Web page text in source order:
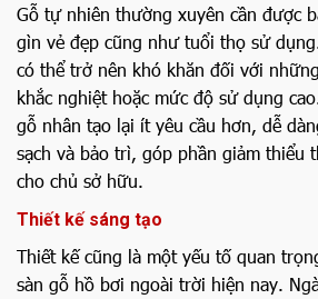
Gỗ tự nhiên thường xuyên cần được
gìn vẻ đẹp cũng như tuổi thọ sử
có thể trở nên khó khăn đối với
khắc nghiệt hoặc mức độ sử dụng
gỗ nhân tạo lại ít yêu cầu hơn, dễ
sạch và bảo trì, góp phần giảm thiểu
cho chủ sở hữu.
Thiết kế sáng tạo
Thiết kế cũng là một yếu tố quan
sàn gỗ hồ bơi ngoài trời hiện nay.